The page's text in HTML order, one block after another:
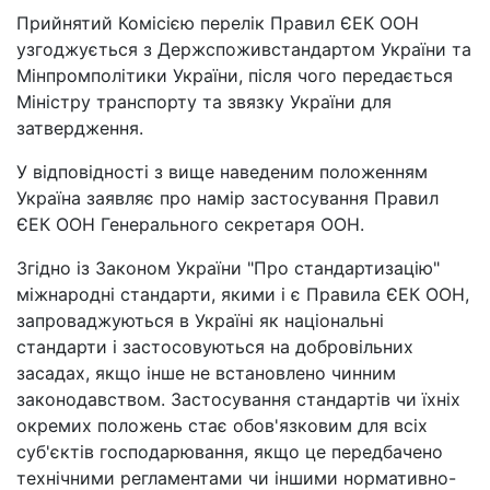
Прийнятий Комісією перелік Правил ЄЕК ООН
узгоджується з Держспоживстандартом України та
Мінпромполітики України, після чого передається
Міністру транспорту та звязку України для
затвердження.
У відповідності з вище наведеним положенням
Україна заявляє про намір застосування Правил
ЄЕК ООН Генерального секретаря ООН.
Згідно із Законом України "Про стандартизацію"
міжнародні стандарти, якими і є Правила ЄЕК ООН,
запроваджуються в Україні як національні
стандарти і застосовуються на добровільних
засадах, якщо інше не встановлено чинним
законодавством. Застосування стандартів чи їхніх
окремих положень стає обов'язковим для всіх
суб'єктів господарювання, якщо це передбачено
технічними регламентами чи іншими нормативно-